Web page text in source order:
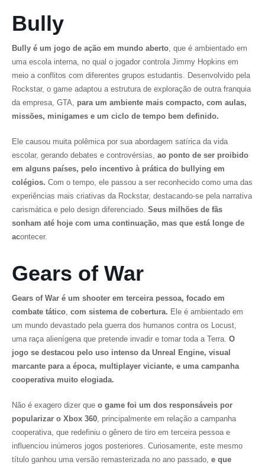
Bully
Bully é um jogo de ação em mundo aberto, que é ambientado em
uma escola interna, no qual o jogador controla Jimmy Hopkins em
meio a conflitos com diferentes grupos estudantis. Desenvolvido pela
Rockstar, o game adaptou a estrutura de exploração de outra franquia
da empresa, GTA, para um ambiente mais compacto, com aulas,
missões, minigames e um ciclo de tempo bem definido.
Ele causou muita polêmica por sua abordagem satírica da vida
escolar, gerando debates e controvérsias, ao ponto de ser proibido
em alguns países, pelo incentivo à prática do bullying em
colégios. Com o tempo, ele passou a ser reconhecido como uma das
experiências mais criativas da Rockstar, destacando-se pela narrativa
carismática e pelo design diferenciado. Seus milhões de fãs
sonham até hoje com uma continuação, mas que está longe de
acontecer.
Gears of War
Gears of War é um shooter em terceira pessoa, focado em
combate tático, com sistema de cobertura. Ele é ambientado em
um mundo devastado pela guerra dos humanos contra os Locust,
uma raça alienígena que pretende invadir e tomar toda a Terra. O
jogo se destacou pelo uso intenso da Unreal Engine, visual
marcante para a época, multiplayer viciante, e uma campanha
cooperativa muito elogiada.
Não é exagero dizer que o game foi um dos responsáveis por
popularizar o Xbox 360, principalmente em relação a campanha
cooperativa, que redefiniu o gênero de tiro em terceira pessoa e
influenciou inúmeros jogos posteriores. Curiosamente, este mesmo
título ganhou uma versão remasterizada no ano passado, e que